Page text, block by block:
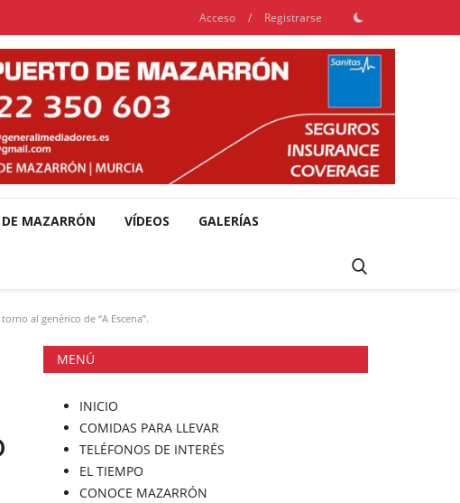
Acceso / Registrarse
MAZARRÓN VÍDEOS GALERÍAS
al genérico de “A Escena”.
MENÚ
INICIO
COMIDAS PARA LLEVAR
TELÉFONOS DE INTERÉS
EL TIEMPO
CONOCE MAZARRÓN